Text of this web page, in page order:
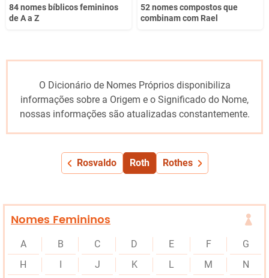
84 nomes bíblicos femininos
de A a Z
52 nomes compostos que
combinam com Rael
O Dicionário de Nomes Próprios disponibiliza
informações sobre a Origem e o Significado do Nome,
nossas informações são atualizadas constantemente.
Rosvaldo Roth Rothes
Nomes Femininos
A B C D E F
G
H
I J K L M
N